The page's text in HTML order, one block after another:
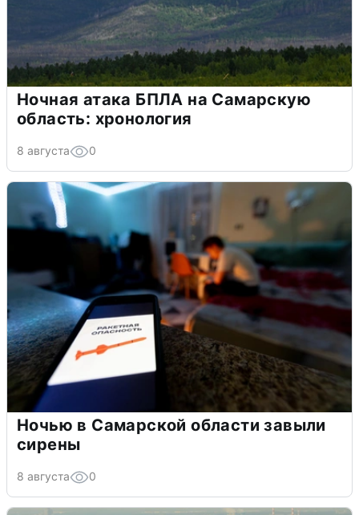
Ночная атака БПЛА на Самарскую
область: хронология
8 августа 0
Ночью в Самарской области завыли
сирены
8 августа 0